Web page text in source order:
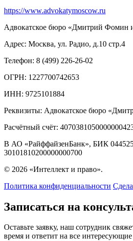
https://www.advokatymoscow.ru
Адвокатское бюро «Дмитрий Фомин
Адрес: Москва, ул. Радио, д.10 стр.4
Телефон: 8 (499) 226-26-02
ОГРН: 1227700742653
ИНН: 9725101884
Реквизиты: Адвокатское бюро
Расчётный счёт:
В АО «РайффайзенБанк», БИК
30101810200000000700
© 2026 «Интеллект и право».
Политика конфиденциальности
Записаться на
Оставьте заявку, наш сотрудник
время и ответит на все